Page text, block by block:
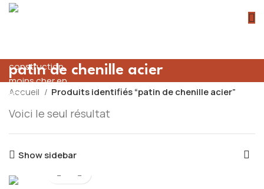
patin de chenille acier
Accueil Produits identifiés “patin de chenille acier”
Voici le seul résultat
Show sidebar